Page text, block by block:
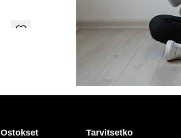
Ostokset
Tarvitsetko